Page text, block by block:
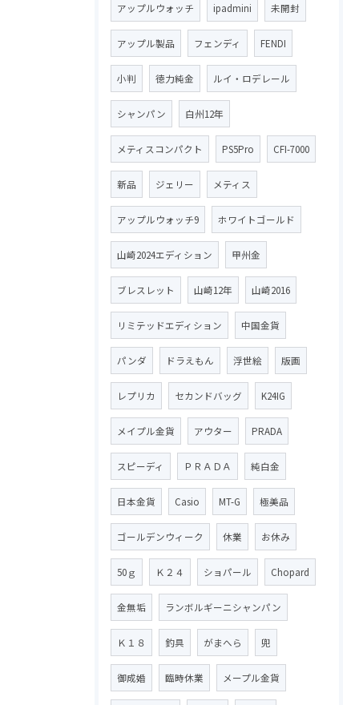
アップルウォッチ ipadmini 未開封
アップル製品 フェンディ FENDI
小判 徳力純金 ルイ・ロデレール
シャンパン 白州12年
メティスコンパクト PS5Pro CFI-7000
新品 ジェリー メティス
アップルウォッチ9 ホワイトゴールド
山崎2024エディション 甲州金
ブレスレット 山崎12年 山崎2016
リミテッドエディション 中国金貨
パンダ ドラえもん 浮世絵 版画
レプリカ セカンドバッグ K24IG
メイプル金貨 アウター PRADA
スピーディ ＰＲＡＤＡ 純白金
日本金貨 Casio MT-G 極美品
ゴールデンウィーク 休業 お休み
50ｇ Ｋ２４ ショパール Chopard
金無垢 ランボルギーニシャンパン
Ｋ１８ 釣具 がまへら 兜
御成婚 臨時休業 メープル金貨